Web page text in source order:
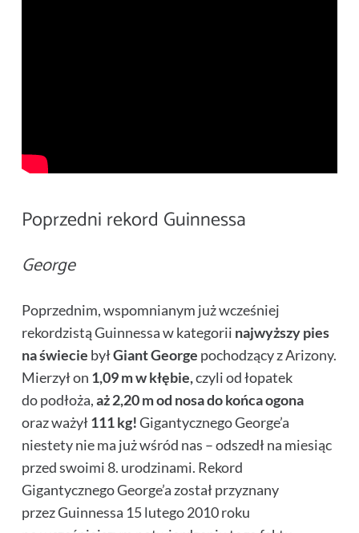
Poprzedni rekord Guinnessa
George
Poprzednim, wspomnianym już wcześniej
rekordzistą Guinnessa w kategorii najwyższy pies
na świecie byłGiant George pochodzący z Arizony.
Mierzył on 1,09 m w kłębie,czyli od łopatek
do podłoża,aż 2,20 m od nosa do końca ogona
oraz ważył111 kg!Gigantycznego George’a
niestety nie ma już wśród nas – odszedł na miesiąc
przed swoimi 8. urodzinami. Rekord
Gigantycznego George’a został przyznany
przez Guinnessa 15 lutego 2010 roku